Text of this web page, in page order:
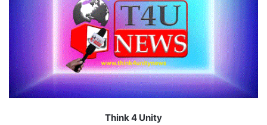
e
m
a
i
l
Think 4 Unity